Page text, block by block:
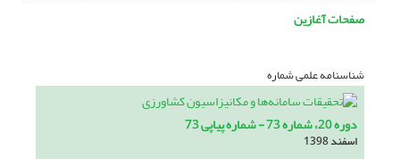
صفحات آغازین
شناسنامه علمی شماره
دوره 20، شماره 73 - شماره پیاپی 73
اسفند 1398